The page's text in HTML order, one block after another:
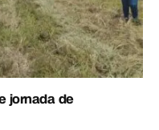
jornada de